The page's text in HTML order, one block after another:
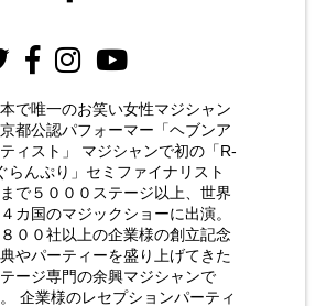
で唯一のお笑い女性マジシャン
都公認パフォーマー「ヘブンア
ィスト」 マジシャンで初の「R-
らんぷり」セミファイナリスト
で５０００ステージ以上、世界
カ国のマジックショーに出演。
８００社以上の企業様の創立記念
やパーティーを盛り上げてきた
ージ専門の余興マジシャンで
企業様のレセプションパーティ